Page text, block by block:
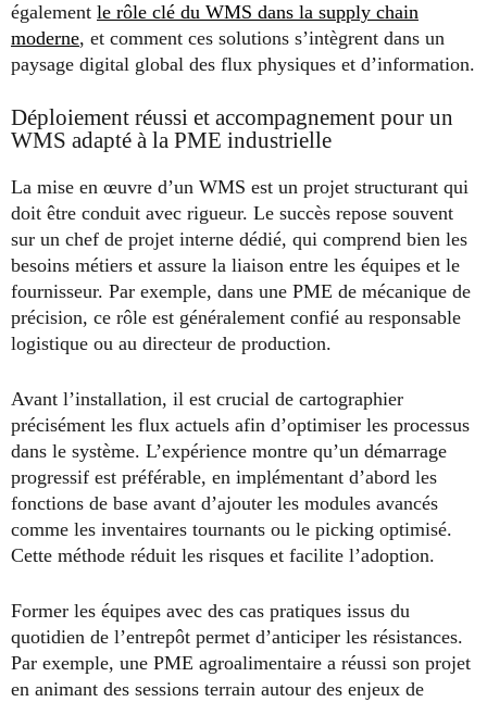
également le rôle clé du WMS dans la supply chain
moderne, et comment ces solutions s’intègrent dans un
paysage digital global des flux physiques et d’information.
Déploiement réussi et accompagnement pour un
WMS adapté à la PME industrielle
La mise en œuvre d’un WMS est un projet structurant qui
doit être conduit avec rigueur. Le succès repose souvent
sur un chef de projet interne dédié, qui comprend bien les
besoins métiers et assure la liaison entre les équipes et le
fournisseur. Par exemple, dans une PME de mécanique de
précision, ce rôle est généralement confié au responsable
logistique ou au directeur de production.
Avant l’installation, il est crucial de cartographier
précisément les flux actuels afin d’optimiser les processus
dans le système. L’expérience montre qu’un démarrage
progressif est préférable, en implémentant d’abord les
fonctions de base avant d’ajouter les modules avancés
comme les inventaires tournants ou le picking optimisé.
Cette méthode réduit les risques et facilite l’adoption.
Former les équipes avec des cas pratiques issus du
quotidien de l’entrepôt permet d’anticiper les résistances.
Par exemple, une PME agroalimentaire a réussi son projet
en animant des sessions terrain autour des enjeux de